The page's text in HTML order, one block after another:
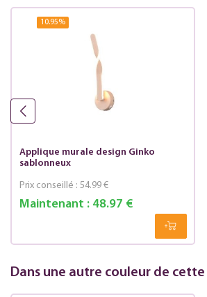
10.95%
Applique murale design Ginko
sablonneux
Maintenant :48.97 €
Prix conseillé : 54.99 €
Dans une autre couleur de cette